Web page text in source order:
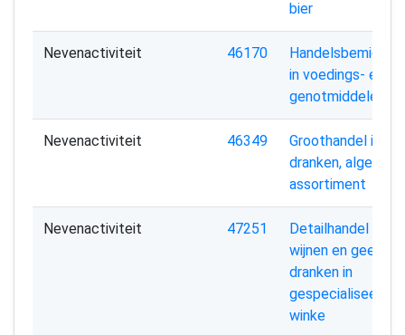
bier
Nevenactiviteit 46170
in voedings- en
genotmiddelen
Nevenactiviteit 46349
Groothandel in
dranken,
assortiment
Nevenactiviteit 47251
Detailhandel in
wijnen en
dranken in
gespecialiseerde
winke